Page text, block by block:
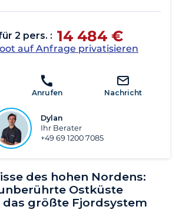
des hohen Nordens:
Ostküste
das größte Fjordsystem
2 pers. : 14 484 €
auf Anfrage privatisieren
Anrufen Nachricht
Dylan
Ihr Berater
+49 69 1200 7085